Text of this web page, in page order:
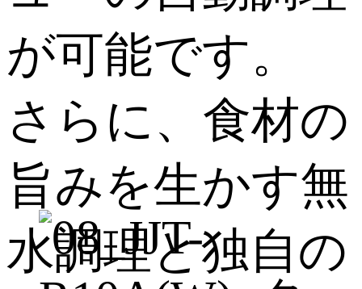
が可能です。
さらに、食材の
旨みを生かす無
水調理と独自の